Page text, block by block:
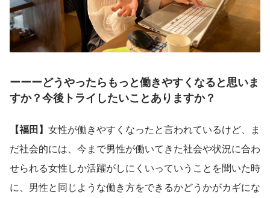
ーーーどうやったらもっと働きやすくなると思いま
すか？今後トライしたいことありますか？
【福田】 女性が働きやすくなったと言われているけど、ま
だ社会的には、今まで男性が働いてきた社会や状況に合わ
せられる女性しか活躍がしにくいっていうことを聞いた時
に、男性と同じような働き方をできるかどうかがカギにな